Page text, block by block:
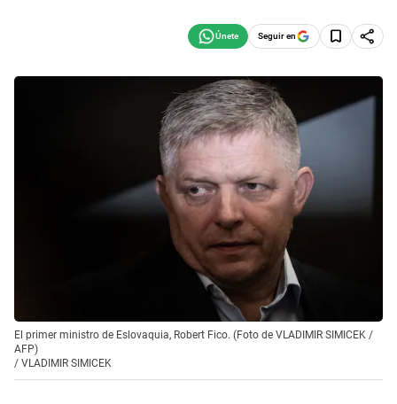
Seguir en
El primer ministro de Eslovaquia, Robert Fico. (Foto de VLADIMIR SIMICEK /
AFP)
/ VLADIMIR SIMICEK